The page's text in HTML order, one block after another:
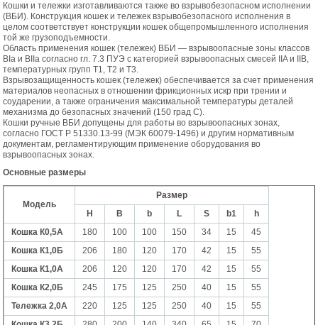
Кошки и тележки изготавливаются также во взрывобезопасном исполнении
(ВБИ). Конструкция кошек и тележек взрывобезопасного исполнения в
целом соответствует конструкции кошек общепромышленного исполнения
той же грузоподъемности.
Область применения кошек (тележек) ВБИ — взрывоопасные зоны классов
ВIа и ВIIa согласно гл. 7.3 ПУЭ с категорией взрывоопасных смесей IIA и IIB,
температурных групп Т1, Т2 и Т3.
Взрывозащищенность кошек (тележек) обеспечивается за счет применения
материалов неопасных в отношении фрикционных искр при трении и
соударении, а также ограничения максимальной температуры деталей
механизма до безопасных значений (150 град С).
Кошки ручные ВБИ допущены для работы во взрывоопасных зонах,
согласно ГОСТ Р 51330.13-99 (МЭК 60079-1496) и другим нормативным
документам, регламентирующим применение оборудования во
взрывоопасных зонах.
Основные размеры
Модель
Размер
H
B b L S b1
h
Кошка К0,5А
180 100 100 150 34 15
45
Кошка К1,0Б
206 180 120 170 42 15
55
Кошка К1,0А
206 120 120 170 42 15
55
Кошка К2,0Б
245 175 125 250 40 15
55
Тележка 2,0А
220 125 125 250 40 15
55